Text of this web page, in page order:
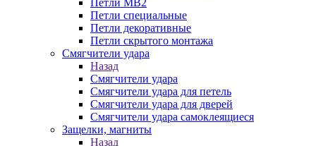
Петли MB2
Петли специальные
Петли декоративные
Петли скрытого монтажа
Смягчители удара
Назад
Смягчители удара
Смягчители удара для петель
Смягчители удара для дверей
Cмягчители удара самоклеящиеся
Защелки, магниты
Назад